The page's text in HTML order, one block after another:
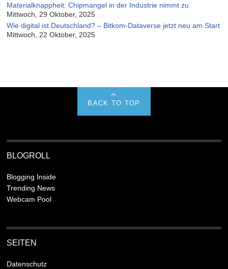
Materialknappheit: Chipmangel in der Industrie nimmt zu
Mittwoch, 29 Oktober, 2025
Wie digital ist Deutschland? – Bitkom-Dataverse jetzt neu am Start
Mittwoch, 22 Oktober, 2025
BACK TO TOP
BLOGROLL
Blogging Inside
Trending News
Webcam Pool
SEITEN
Datenschutz